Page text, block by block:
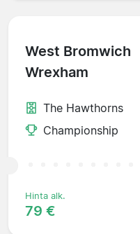
West Bromwich
Wrexham
The Hawthorns
Championship
Hinta alk.
79 €